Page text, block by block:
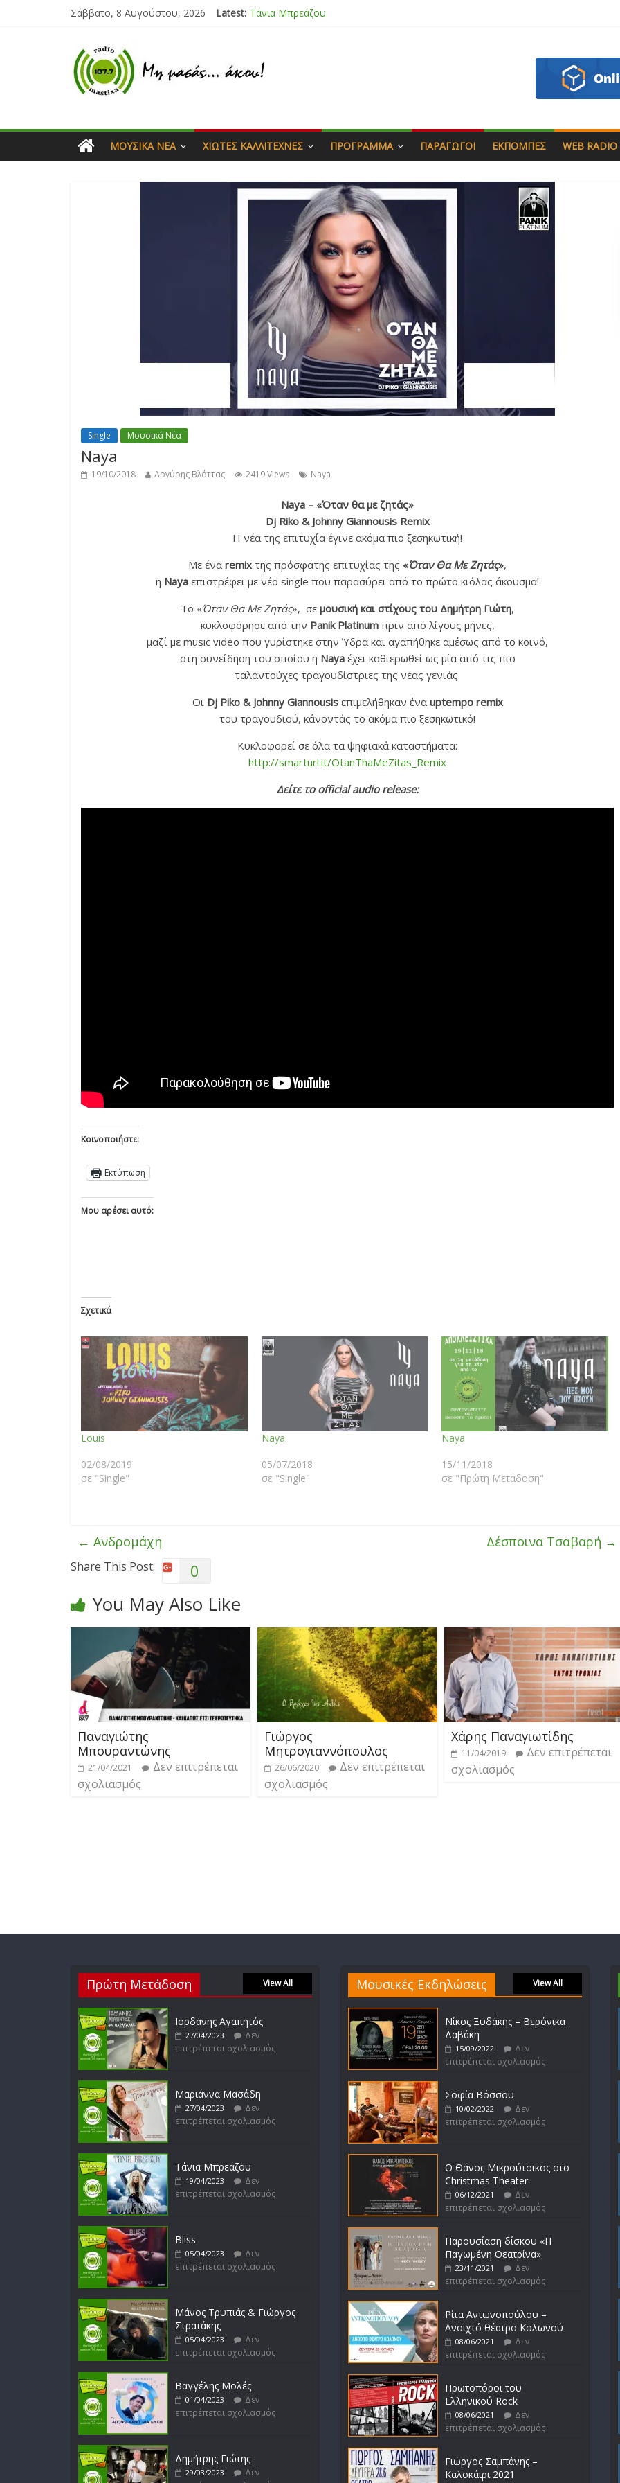
Σάββατο, 8 Αυγούστου, 2026 Latest: Bliss
Τάνια Μπρεάζου
ΜΟΥΣΙΚΆ ΝΈΑ ΧΙΏΤΕΣ ΚΑΛΛΙΤΈΧΝΕΣ ΠΡΌΓΡΑΜΜΑ ΠΑΡΑΓΩΓΟΊ ΕΚΠΟΜΠΈΣ WEB RADIO
Single Μουσικά Νέα
Naya
19/10/2018 Αργύρης Βλάττας 2419 Views Naya
Naya – «Όταν θα με ζητάς»
Dj Riko & Johnny Giannousis Remix
Η νέα της επιτυχία έγινε ακόμα πιο ξεσηκωτική!
Με ένα remixτης πρόσφατης επιτυχίας της «Όταν Θα Με Ζητάς»,
η Naya επιστρέφει με νέο single που παρασύρει από το πρώτο κιόλας άκουσμα!
Το «Όταν Θα Με Ζητάς», σε μουσική και στίχους του Δημήτρη Γιώτη,
κυκλοφόρησε από την Panik Platinum πριν από λίγους μήνες,
μαζί με music video που γυρίστηκε στην Ύδρα και αγαπήθηκε αμέσως από το κοινό,
στη συνείδηση του οποίου η Nayaέχει καθιερωθεί ως μία από τις πιο
ταλαντούχες τραγουδίστριες της νέας γενιάς.
Οι Dj Piko & Johnny Giannousisεπιμελήθηκαν ένα uptempo remix
του τραγουδιού, κάνοντάς το ακόμα πιο ξεσηκωτικό!
​Κυκλοφορεί σε όλα τα ψηφιακά καταστήματα:
http://smarturl.it/OtanThaMeZitas_Remix
Δείτε το official audio release:
Κοινοποιήστε:
Εκτύπωση
Μου αρέσει αυτό:
Σχετικά
Louis
02/08/2019
σε "Single"
Naya
05/07/2018
σε "Single"
Naya
15/11/2018
σε "Πρώτη Μετάδοση"
← Ανδρομάχη Δέσποινα Τσαβαρή →
Share This Post: 0
You May Also Like
Παναγιώτης
Μπουραντώνης
21/04/2021
Δεν επιτρέπεται
σχολιασμός
Γιώργος
Μητρογιαννόπουλος
26/06/2020
Δεν επιτρέπεται
σχολιασμός
Χάρης Παναγιωτίδης
11/04/2019
Δεν επιτρέπεται
σχολιασμός
Πρώτη Μετάδοση View All
Ιορδάνης Αγαπητός
27/04/2023
Δεν
επιτρέπεται σχολιασμός
Μαριάννα Μασάδη
27/04/2023
Δεν
επιτρέπεται σχολιασμός
Τάνια Μπρεάζου
19/04/2023
Δεν
επιτρέπεται σχολιασμός
Bliss
05/04/2023
Δεν
επιτρέπεται σχολιασμός
Μάνος Τρυπιάς & Γιώργος
Στρατάκης
05/04/2023
Δεν
επιτρέπεται σχολιασμός
Βαγγέλης Μολές
01/04/2023
Δεν
επιτρέπεται σχολιασμός
Δημήτρης Γιώτης
29/03/2023
Δεν
Μουσικές Εκδηλώσεις View All
Νίκος Ξυδάκης – Βερόνικα
Δαβάκη
15/09/2022
Δεν
επιτρέπεται σχολιασμός
Σοφία Βόσσου
10/02/2022
Δεν
επιτρέπεται σχολιασμός
Ο Θάνος Μικρούτσικος στο
Christmas Theater
06/12/2021
Δεν
επιτρέπεται σχολιασμός
Παρουσίαση δίσκου «Η
Παγωμένη Θεατρίνα»
23/11/2021
Δεν
επιτρέπεται σχολιασμός
Ρίτα Αντωνοπούλου –
Ανοιχτό θέατρο Κολωνού
08/06/2021
Δεν
επιτρέπεται σχολιασμός
Πρωτοπόροι του
Ελληνικού Rock
08/06/2021
Δεν
επιτρέπεται σχολιασμός
Γιώργος Σαμπάνης –
Καλοκάιρι 2021